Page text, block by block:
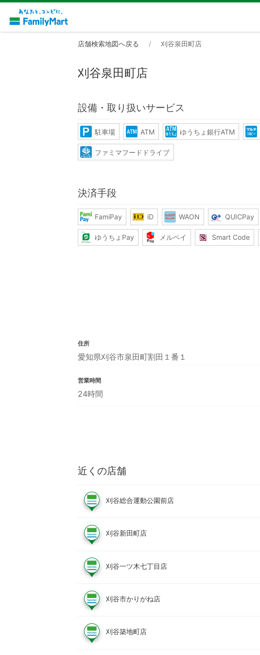
店舗検索地図へ戻る 刈谷泉田町店
刈谷泉田町店
設備・取り扱いサービス
駐車場 ATM ゆうちょ銀行ATM
ファミマフードドライブ
決済手段
FamiPay iD WAON QUICPay
ゆうちょPay メルペイ Smart Code
住所
愛知県刈谷市泉田町割田１番１
営業時間
24時間
近くの店舗
刈谷総合運動公園前店
刈谷新田町店
刈谷一ツ木七丁目店
刈谷市かりがね店
刈谷築地町店